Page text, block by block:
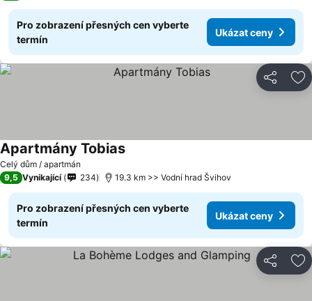
Pro zobrazení přesných cen vyberte
termín
Ukázat ceny
Sdílet
Celý dům / apartmán
Apartmány Tobias
9,5 Vynikající 234 19.3 km >> Vodní hrad Švihov
Pro zobrazení přesných cen vyberte
termín
Ukázat ceny
Sdílet